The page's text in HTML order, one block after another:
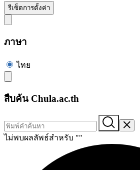
รีเซ็ตการตั้งค่า
ภาษา
ไทย
สืบค้น Chula.ac.th
ไม่พบผลลัพธ์สำหรับ ""